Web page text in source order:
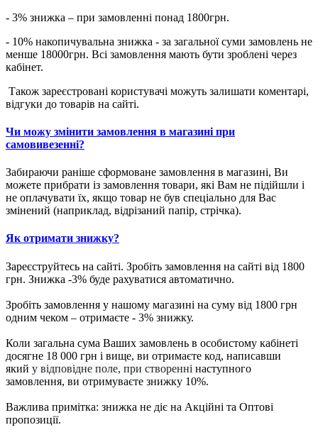
- 3% знижка – при замовленні понад 1800грн.
- 10% накопичувальна знижка - за загальної суми замовлень не
менше 18000грн. Всі замовлення мають бути зроблені через
кабінет.
Також зареєстровані користувачі можуть залишати коментарі,
відгуки до товарів на сайті.
Чи можу змінити замовлення в магазині при
самовивезенні?
Забираючи раніше сформоване замовлення в магазині, Ви
можете прибрати із замовлення товари, які Вам не підійшли і
не оплачувати їх, якщо товар не був спеціально для Вас
змінений (наприклад, відрізаний папір, стрічка).
Як отримати знижку?
Зареєструйтесь на сайті. Зробіть замовлення на сайті від 1800
грн. Знижка -3% буде рахуватися автоматично.
Зробіть замовлення у нашому магазині на суму від 1800 грн
одним чеком – отримаєте - 3% знижку.
Коли загальна сума Ваших замовлень в особистому кабінеті
досягне 18 000 грн і вище, ви отримаєте код, написавши
який у відповідне поле, при створенні наступного
замовлення, ви отримуваєте знижку 10%.
Важлива примітка: знижка не діє на Акційні та Оптові
пропозиції.